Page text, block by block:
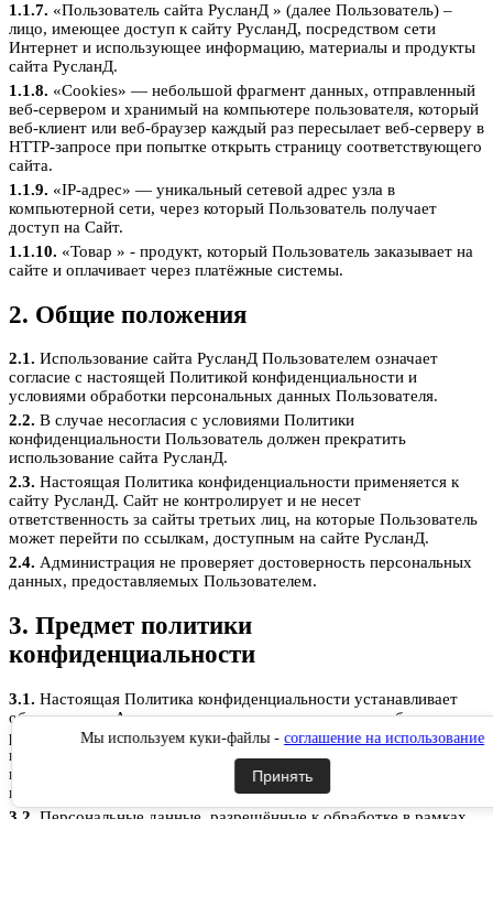
1.1.7. «Пользователь сайта РусланД » (далее Пользователь) –
лицо, имеющее доступ к сайту РусланД, посредством сети
Интернет и использующее информацию, материалы и продукты
сайта РусланД.
1.1.8. «Cookies» — небольшой фрагмент данных, отправленный
веб-сервером и хранимый на компьютере пользователя, который
веб-клиент или веб-браузер каждый раз пересылает веб-серверу в
HTTP-запросе при попытке открыть страницу соответствующего
сайта.
1.1.9. «IP-адрес» — уникальный сетевой адрес узла в
компьютерной сети, через который Пользователь получает
доступ на Сайт.
1.1.10. «Товар » - продукт, который Пользователь заказывает на
сайте и оплачивает через платёжные системы.
2. Общие положения
2.1. Использование сайта РусланД Пользователем означает
согласие с настоящей Политикой конфиденциальности и
условиями обработки персональных данных Пользователя.
2.2. В случае несогласия с условиями Политики
конфиденциальности Пользователь должен прекратить
использование сайта РусланД.
2.3. Настоящая Политика конфиденциальности применяется к
сайту РусланД. Сайт не контролирует и не несет
ответственность за сайты третьих лиц, на которые Пользователь
может перейти по ссылкам, доступным на сайте РусланД.
2.4. Администрация не проверяет достоверность персональных
данных, предоставляемых Пользователем.
3. Предмет политики
конфиденциальности
3.1. Настоящая Политика конфиденциальности устанавливает
обязательства Администрации по неразглашению и обеспечению
режима защиты конфиденциальности персональных данных,
которые Пользователь предоставляет по запросу Администрации
при регистрации на сайте РусланД, при подписке на
информационную e-mail рассылку или при оформлении заказа.
3.2. Персональные данные, разрешённые к обработке в рамках
Мы используем куки-файлы - соглашение на использование
Принять